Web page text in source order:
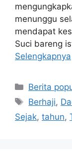
menunggu
mendapat
Suci bareng
Selengkapnya
Kategori
Berita
Tag
Berhaji,
Sejak, tahun,